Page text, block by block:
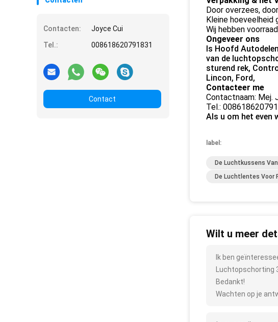
Contacten:
Joyce Cui
Tel.:
008618620791831
Contact
Door overzees,
Kleine hoeveelheid
Wij hebben
Ongeveer ons
Is Hoofd
van de
sturend rek,
Lincon, Ford,
Contacteer me
Contactnaam: Mej.
Tel.:
Als u om het even
label:
De Luchtkussens
De Luchtlentes Voor
Wilt u meer
Ik ben
Luchtopschorting
Bedankt!
Wachten op je